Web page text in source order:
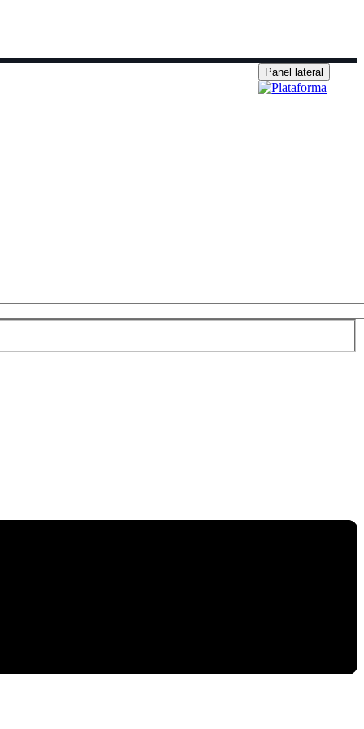
633 70 25 47
Panel lateral